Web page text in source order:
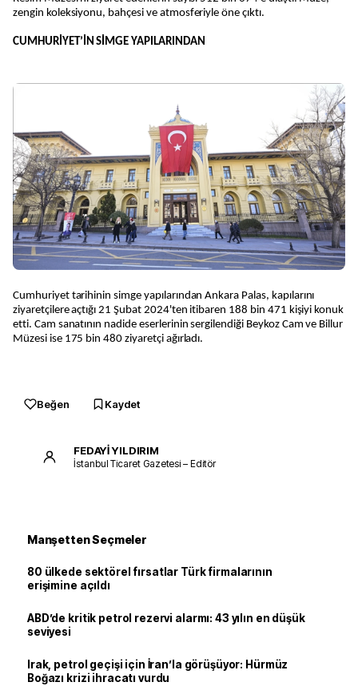
zengin koleksiyonu, bahçesi ve atmosferiyle öne çıktı.
CUMHURİYET’İN SİMGE YAPILARINDAN
Cumhuriyet tarihinin simge yapılarından Ankara Palas, kapılarını
ziyaretçilere açtığı 21 Şubat 2024'ten itibaren 188 bin 471 kişiyi konuk
etti. Cam sanatının nadide eserlerinin sergilendiği Beykoz Cam ve Billur
Müzesi ise 175 bin 480 ziyaretçi ağırladı.
Beğen Kaydet
FEDAYİ YILDIRIM
İstanbul Ticaret Gazetesi – Editör
Manşetten Seçmeler
80 ülkede sektörel fırsatlar Türk firmalarının
erişimine açıldı
ABD’de kritik petrol rezervi alarmı: 43 yılın en düşük
seviyesi
Irak, petrol geçişi için İran’la görüşüyor: Hürmüz
Boğazı krizi ihracatı vurdu